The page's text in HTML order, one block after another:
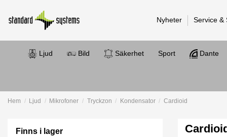
Nyheter Service &
Ljud Bild Säkerhet Sport Dante
Hem Ljud Mikrofoner Tryckzon Kondensator Cardioid
Finns i lager